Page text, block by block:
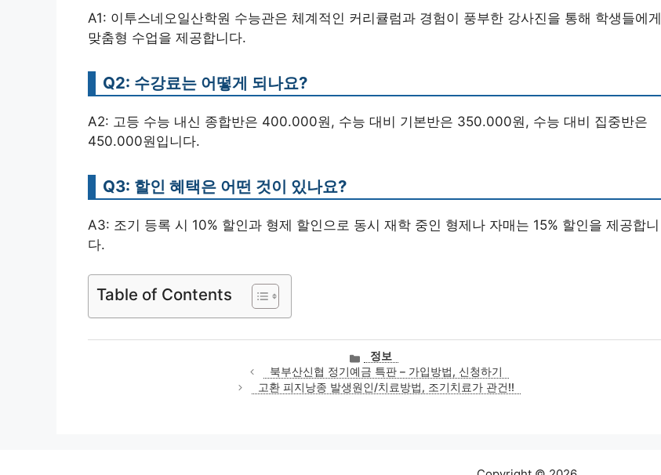
A1: 이투스네오일산학원 수능관은 체계적인 커리큘럼과 경험이 풍부한 강사진을 통해 학생들에게
맞춤형 수업을 제공합니다.
Q2: 수강료는 어떻게 되나요?
A2: 고등 수능 내신 종합반은 400.000원, 수능 대비 기본반은 350.000원, 수능 대비 집중반은
450.000원입니다.
Q3: 할인 혜택은 어떤 것이 있나요?
A3: 조기 등록 시 10% 할인과 형제 할인으로 동시 재학 중인 형제나 자매는 15% 할인을 제공합니
다.
Table of Contents
카
테
고
정보
북부산신협 정기예금 특판 – 가입방법, 신청하기
고환 피지낭종 발생원인/치료방법, 조기치료가 관건!!